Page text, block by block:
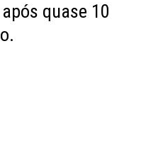
quase 10